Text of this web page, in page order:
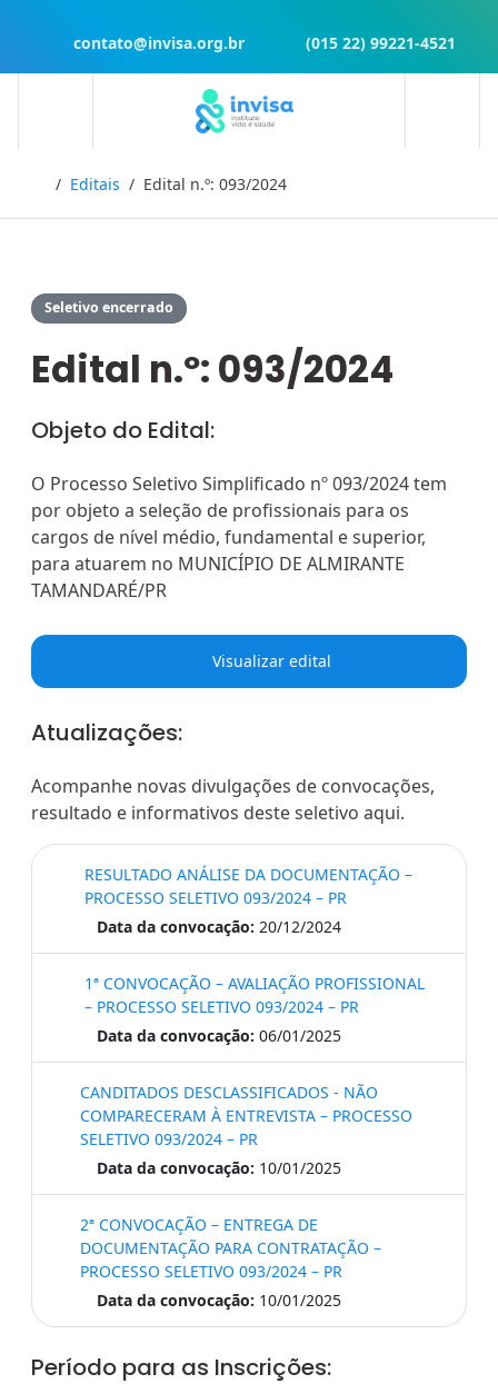
contato@invisa.org.br (015 22) 99221-4521
InícioEditais Edital n.º: 093/2024
Seletivo encerrado
Edital n.º: 093/2024
Objeto do Edital:
O Processo Seletivo Simplificado nº 093/2024 tem
por objeto a seleção de profissionais para os
cargos de nível médio, fundamental e superior,
para atuarem no MUNICÍPIO DE ALMIRANTE
TAMANDARÉ/PR
Visualizar edital
Atualizações:
Acompanhe novas divulgações de convocações,
resultado e informativos deste seletivo aqui.
RESULTADO ANÁLISE DA DOCUMENTAÇÃO –
PROCESSO SELETIVO 093/2024 – PR
Data da convocação: 20/12/2024
1ª CONVOCAÇÃO – AVALIAÇÃO PROFISSIONAL
– PROCESSO SELETIVO 093/2024 – PR
Data da convocação: 06/01/2025
CANDITADOS DESCLASSIFICADOS - NÃO
COMPARECERAM À ENTREVISTA – PROCESSO
SELETIVO 093/2024 – PR
Data da convocação: 10/01/2025
2ª CONVOCAÇÃO – ENTREGA DE
DOCUMENTAÇÃO PARA CONTRATAÇÃO –
PROCESSO SELETIVO 093/2024 – PR
Data da convocação: 10/01/2025
Período para as Inscrições: